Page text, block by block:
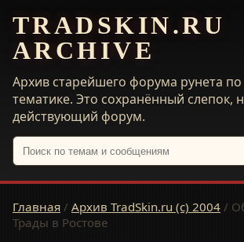
TRADSKIN.RU
ARCHIVE
Архив старейшего форума рунета
тематике. Это сохранённый слепок,
действующий форум.
Главная / Архив TradSkin.ru (с) 2004 /
Трады в Ростове